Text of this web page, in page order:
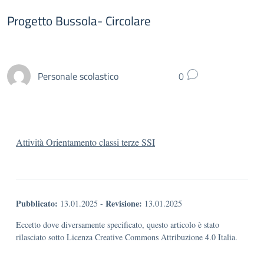
Progetto Bussola- Circolare
Personale scolastico 0
Attività Orientamento classi terze SSI
Pubblicato: 13.01.2025 - Revisione: 13.01.2025
Eccetto dove diversamente specificato, questo articolo è stato
rilasciato sotto Licenza Creative Commons Attribuzione 4.0 Italia.